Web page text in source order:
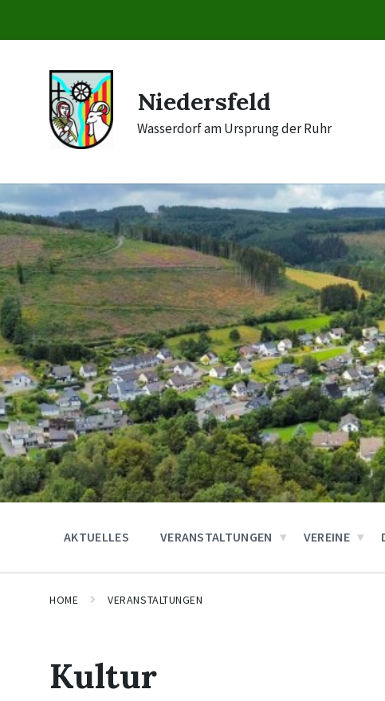
content
main
footer
Niedersfeld
Wasserdorf am Ursprung der Ruhr
AKTUELLES VERANSTALTUNGEN VEREINE
HOME VERANSTALTUNGEN
Kultur